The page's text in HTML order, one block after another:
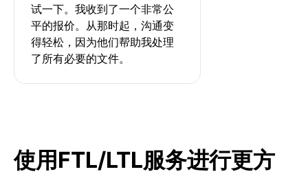
试一下。我收到了一个非常公
平的报价。从那时起，沟通变
得轻松，因为他们帮助我处理
了所有必要的文件。
使用FTL/LTL服务进行更方